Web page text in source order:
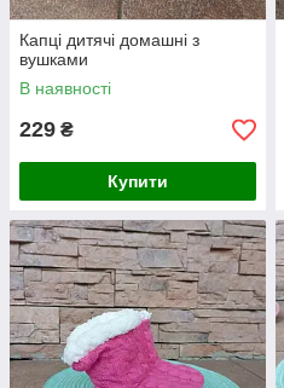
Капці дитячі домашні з
вушками
В наявності
229 ₴
Купити